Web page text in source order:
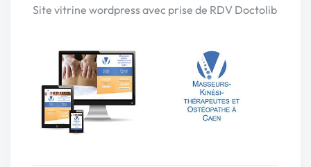
Site vitrine wordpress avec prise de RDV Doctolib